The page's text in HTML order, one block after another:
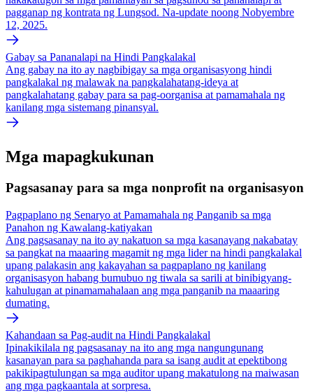
pagganap ng kontrata ng Lungsod. Na-update noong Nobyembre
12, 2025.
Gabay sa Pananalapi na Hindi Pangkalakal
Ang gabay na ito ay nagbibigay sa mga organisasyong hindi
pangkalakal ng malawak na pangkalahatang-ideya at
pangkalahatang gabay para sa pag-oorganisa at pamamahala ng
kanilang mga sistemang pinansyal.
Mga mapagkukunan
Pagsasanay para sa mga nonprofit na organisasyon
Pagpaplano ng Senaryo at Pamamahala ng Panganib sa mga
Panahon ng Kawalang-katiyakan
Ang pagsasanay na ito ay nakatuon sa mga kasanayang nakabatay
sa pangkat na maaaring magamit ng mga lider na hindi pangkalakal
upang palakasin ang kakayahan sa pagpaplano ng kanilang
organisasyon habang bumubuo ng tiwala sa sarili at binibigyang-
kahulugan at pinamamahalaan ang mga panganib na maaaring
dumating.
Kahandaan sa Pag-audit na Hindi Pangkalakal
Ipinakikilala ng pagsasanay na ito ang mga nangungunang
kasanayan para sa paghahanda para sa isang audit at epektibong
pakikipagtulungan sa mga auditor upang makatulong na maiwasan
ang mga pagkaantala at sorpresa.